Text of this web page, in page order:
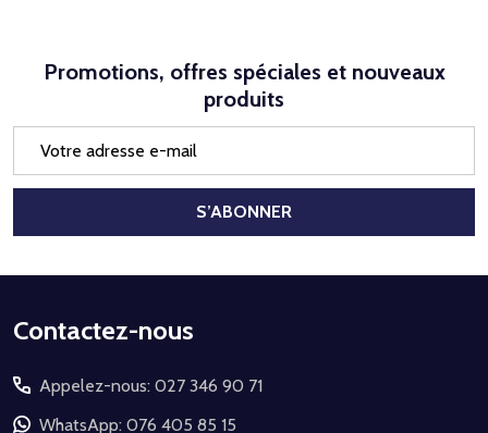
Promotions, offres spéciales et nouveaux
produits
mail
S’ABONNER
Début
pied
Contactez-nous
Appelez-nous: 027 346 90 71
WhatsApp: 076 405 85 15